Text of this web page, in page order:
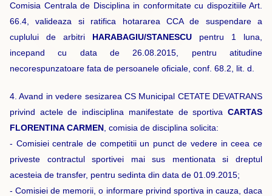
Comisia Centrala de Disciplina in conformitate cu dispozitiile Art.
66.4, valideaza si ratifica hotararea CCA de suspendare a
cuplului de arbitri HARABAGIU/STANESCU pentru 1 luna,
incepand cu data de 26.08.2015, pentru atitudine
necorespunzatoare fata de persoanele oficiale, conf. 68.2, lit. d.
4. Avand in vedere sesizarea CS Municipal CETATE DEVATRANS
privind actele de indisciplina manifestate de sportiva CARTAS
FLORENTINA CARMEN , comisia de disciplina solicita:
- Comisiei centrale de competitii un punct de vedere in ceea ce
priveste contractul sportivei mai sus mentionata si dreptul
acesteia de transfer, pentru sedinta din data de 01.09.2015;
- Comisiei de memorii, o informare privind sportiva in cauza, daca